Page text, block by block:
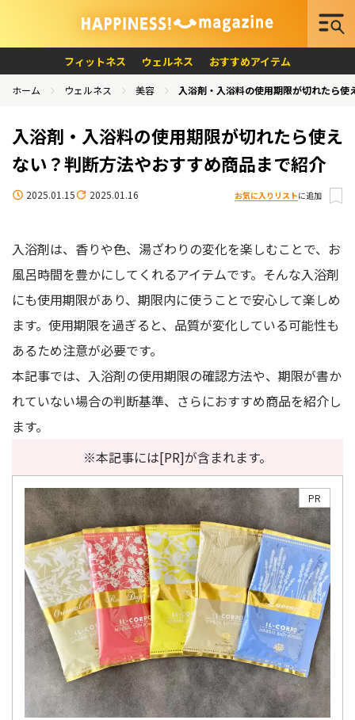
フィットネス ウェルネス おすすめアイテム
ホーム ウェルネス 美容 入浴剤・入浴料の使用期限が切れたら
入浴剤・入浴料の使用期限が切れたら使え
ない？判断方法やおすすめ商品まで紹介
2025.01.15 2025.01.16 お気に入りリストに追加
入浴剤は、香りや色、湯ざわりの変化を楽しむことで、お
風呂時間を豊かにしてくれるアイテムです。そんな入浴剤
にも使用期限があり、期限内に使うことで安心して楽しめ
ます。使用期限を過ぎると、品質が変化している可能性も
あるため注意が必要です。
本記事では、入浴剤の使用期限の確認方法や、期限が書か
れていない場合の判断基準、さらにおすすめ商品を紹介し
ます。
※本記事には[PR]が含まれます。
PR